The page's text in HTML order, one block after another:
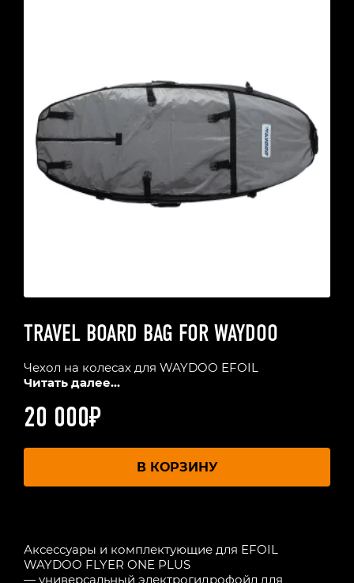
TRAVEL BOARD BAG FOR WAYDOO
Чехол на колесах для WAYDOO EFOIL
Читать далее...
20 000₽
В КОРЗИНУ
Аксессуары и комплектующие для EFOIL
WAYDOO FLYER ONE PLUS
— универсальный электрогидрофойл для